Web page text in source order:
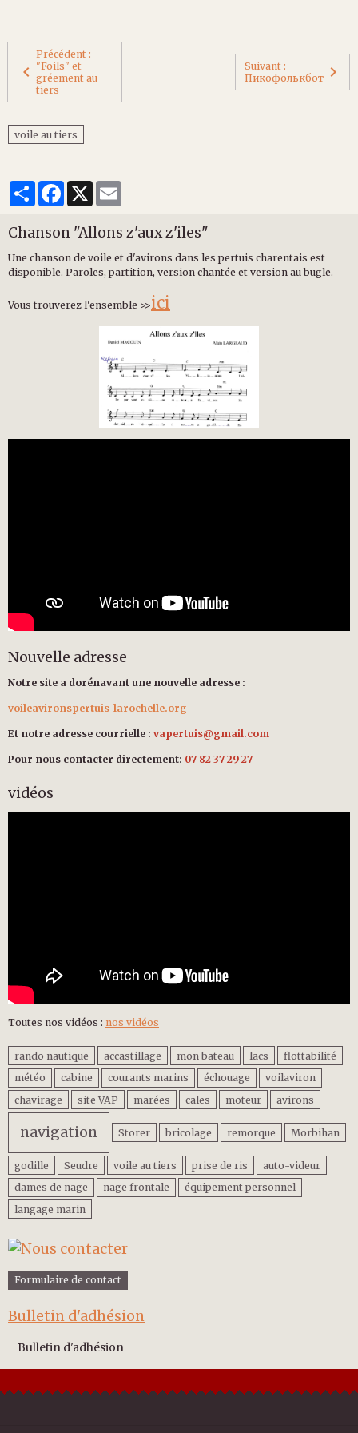
Précédent :
"Foils" et
gréement au
tiers
Suivant :
Пикофолькбот
voile au tiers
PartagerFacebook
X
Chanson "Allons z'aux z'iles"
Une chanson de voile et d'avirons dans les pertuis charentais est
disponible. Paroles, partition, version chantée et version au bugle.
Vous trouverez l'ensemble >>ici
Nouvelle adresse
Notre site a dorénavant une nouvelle adresse :
voileavironspertuis-larochelle.org
Et notre adresse courrielle : vapertuis@gmail.com
Pour nous contacter directement: 07 82 37 29 27
vidéos
Toutes nos vidéos : nos vidéos
rando nautique accastillage mon bateau lacs
flottabilité
météo
cabine courants marins échouage
voilaviron
chavirage
site VAP marées cales moteur avirons
navigation Storer bricolage remorque Morbihan
godille Seudre voile au tiers prise de ris
auto-videur
dames de nage
nage frontale
équipement personnel
langage marin
Formulaire de contact
Bulletin d'adhésion
Bulletin d'adhésion